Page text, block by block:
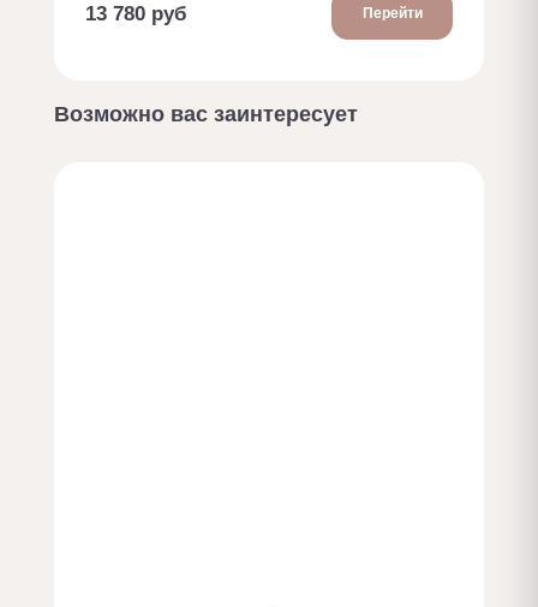
13 780 руб Перейти
Возможно вас заинтересует